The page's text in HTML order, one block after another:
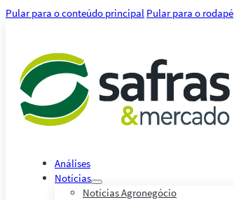
Pular para o conteúdo principal Pular para o rodapé
Análises
Notícias
Notícias Agronegócio